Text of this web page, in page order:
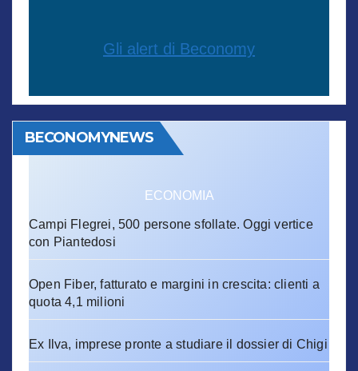
Gli alert di Beconomy
BECONOMYNEWS
ECONOMIA
Campi Flegrei, 500 persone sfollate. Oggi vertice
con Piantedosi
Open Fiber, fatturato e margini in crescita: clienti a
quota 4,1 milioni
Ex Ilva, imprese pronte a studiare il dossier di Chigi